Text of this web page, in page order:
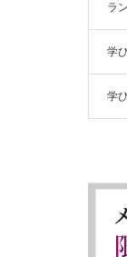
ラ
学
学